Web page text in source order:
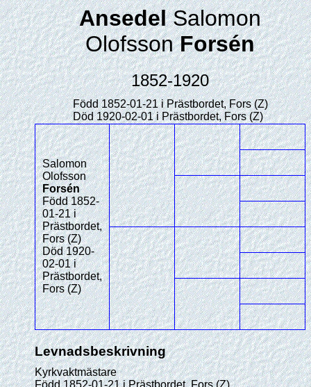
AnsedelSalomon
Olofsson Forsén
1852-1920
Född 1852-01-21 i Prästbordet, Fors (Z)
Död 1920-02-01 i Prästbordet, Fors (Z)
Salomon
Olofsson
Forsén
Född 1852-
01-21 i
Prästbordet,
Fors (Z)
Död 1920-
02-01 i
Prästbordet,
Fors (Z)
Levnadsbeskrivning
Kyrkvaktmästare
Född 1852-01-21 i Prästbordet, Fors (Z)